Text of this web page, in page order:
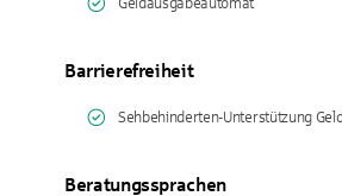
Geldausgabeautomat
Barrierefreiheit
Sehbehinderten-Unterstützung
Beratungssprachen